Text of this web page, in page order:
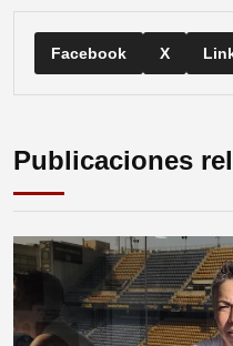
Facebook X
Publicaciones